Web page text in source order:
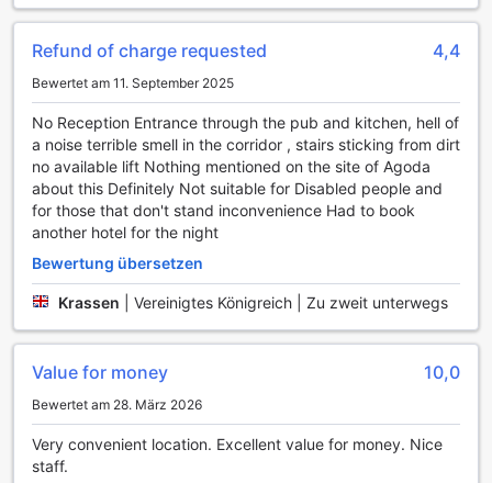
Sie sich nach einem langen Tag in der Stadt entspannt
Hotels genießen.
Darüber hinaus steht Ihnen in den öffentlichen Bereichen
des Hotels kostenloses WLAN zur Verfügung, sodass Sie
jederzeit mit Freunden und Familie in Kontakt bleiben oder
Ihre Reisepläne im Internet überprüfen können. Auch in den
Zimmern genießen Sie kostenfreies WLAN, was besonders
praktisch ist, wenn Sie geschäftlich unterwegs sind oder
einfach nur Ihre Lieblingsserie streamen möchten. Die
Gepäckaufbewahrung sorgt dafür, dass Sie Ihr Gepäck
und der tägliche Reinigungsservice garantiert, dass Ihr
Zimmer stets sauber und einladend ist. Im Rabble Hotel
erleben Sie eine perfekte Kombination aus Komfort und
Bequemlichkeit.
Transportmöglichkeiten im Rabble Hotel
Das Rabble Hotel in Edinburgh bietet seinen Gästen eine
Vielzahl von Transportmöglichkeiten, die den Aufenthalt so
angenehm wie möglich gestalten. Mit einem effizienten
Refund of charge requested 4,4
Bewertet am 11. September 2025
No Reception Entrance through the pub and kitchen, hell of
a noise terrible smell in the corridor , stairs sticking from dirt
no available lift Nothing mentioned on the site of Agoda
about this Definitely Not suitable for Disabled people and
for those that don't stand inconvenience Had to book
another hotel for the night
Bewertung übersetzen
Krassen Vereinigtes Königreich | Zu zweit unterwegs
Value for money 10,0
Bewertet am 28. März 2026
Very convenient location. Excellent value for money. Nice
staff.